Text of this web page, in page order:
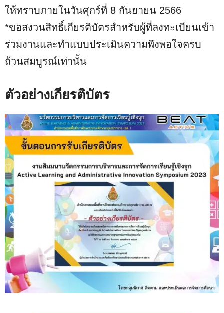
ให้ทราบภายในวันศุกร์ที่ 8 กันยายน 2566
*ขอสงวนสิทธิ์เกียรติบัตรสำหรับผู้ที่ลงทะเบียนเข้า
ร่วมงานและทำแบบประเมินความพึงพอใจครบ
ถ้วนสมบูรณ์เท่านั้น
ตัวอย่างเกียรติบัตร